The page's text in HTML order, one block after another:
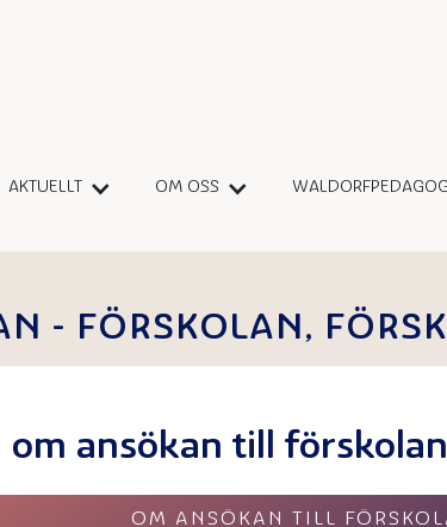
AKTUELLT OM OSS
- FÖRSKOLAN,
om ansökan till
OM ANSÖKAN TILL